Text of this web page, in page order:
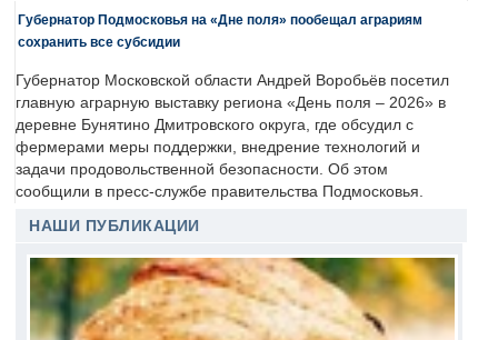
Губернатор Подмосковья на «Дне поля» пообещал аграриям
сохранить все субсидии
Губернатор Московской области Андрей Воробьёв посетил
главную аграрную выставку региона «День поля – 2026» в
деревне Бунятино Дмитровского округа, где обсудил с
фермерами меры поддержки, внедрение технологий и
задачи продовольственной безопасности. Об этом
сообщили в пресс-службе правительства Подмосковья.
НАШИ ПУБЛИКАЦИИ